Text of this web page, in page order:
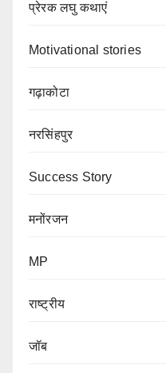
प्रेरक लघु कथाएं
Motivational stories
गढ़ाकोटा
नरसिंहपुर
Success Story
मनोंरजन
MP
राष्ट्रीय
जॉब